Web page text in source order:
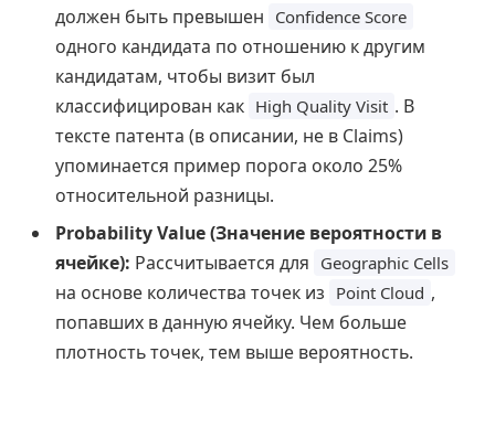
должен быть превышен Confidence Score
одного кандидата по отношению к другим
кандидатам, чтобы визит был
классифицирован как High Quality Visit . В
тексте патента (в описании, не в Claims)
упоминается пример порога около 25%
относительной разницы.
Probability Value (Значение вероятности в
ячейке): Рассчитывается для Geographic Cells
на основе количества точек из Point Cloud ,
попавших в данную ячейку. Чем больше
плотность точек, тем выше вероятность.